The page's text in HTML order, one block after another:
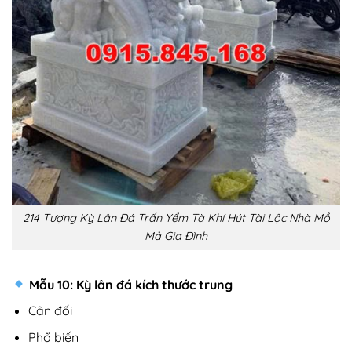
214 Tượng Kỳ Lân Đá Trấn Yểm Tà Khí Hút Tài Lộc Nhà Mồ
Mả Gia Đình
Mẫu 10: Kỳ lân đá kích thước trung
Cân đối
Phổ biến